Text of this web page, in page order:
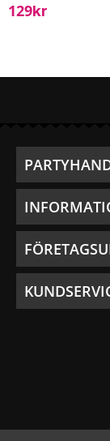
129Kr